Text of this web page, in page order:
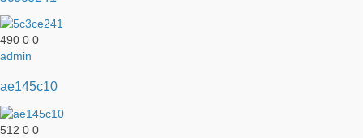
490 0 0
admin
ae145c10
512 0 0